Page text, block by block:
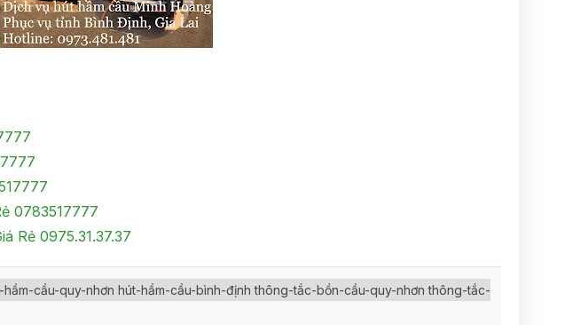
0783517777
Rẻ 0975.31.37.37
cầu-quy-nhơn hút-hầm-cầu-bình-định thông-tắc-bồn-cầu-quy-nhơn thông-tắc-